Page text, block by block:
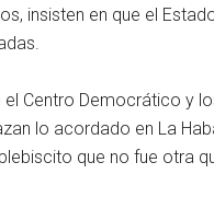
insisten en que el
el Centro Democrático y
lo acordado en La
que no fue otra